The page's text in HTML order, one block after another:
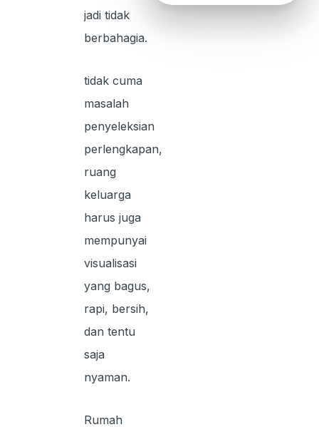
jadi tidak
berbahagia.
tidak cuma
masalah
penyeleksian
perlengkapan,
ruang
keluarga
harus juga
mempunyai
visualisasi
yang bagus,
rapi, bersih,
dan tentu
saja
nyaman.
Rumah